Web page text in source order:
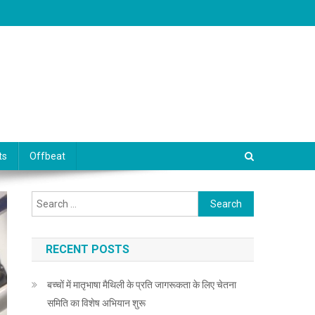
Offbeat
Search for:
RECENT POSTS
बच्चों में मातृभाषा मैथिली के प्रति जागरूकता के लिए चेतना
समिति का विशेष अभियान शुरू